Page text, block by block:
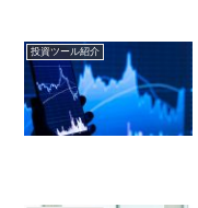
投資ツール紹介